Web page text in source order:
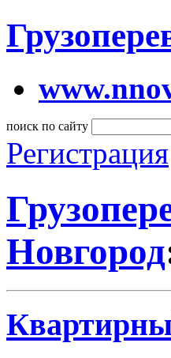
поиск по сайту
Регистрация
Новгород